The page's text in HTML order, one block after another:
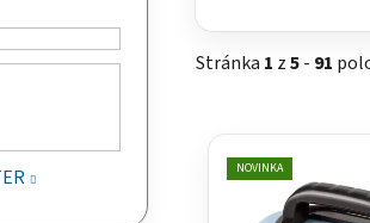
Stránka 1 z5- 91
NOVINKA